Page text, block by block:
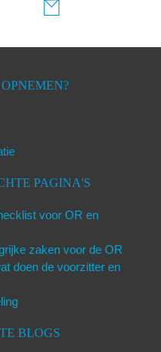
PAGINA'S
voor OR en
zaken voor de OR
doen de voorzitter en
BLOGS